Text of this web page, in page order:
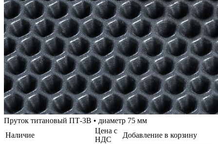
Пруток титановый ПТ-3В • диаметр 75 мм
Наличие
Цена с
НДС
Добавление в корзину